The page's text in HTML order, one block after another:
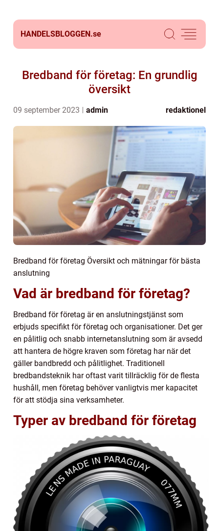
HANDELSBLOGGEN.se
Bredband för företag: En grundlig
översikt
09 september 2023 admin redaktionel
Bredband för företag Översikt och mätningar för bästa
anslutning
Vad är bredband för företag?
Bredband för företag är en anslutningstjänst som
erbjuds specifikt för företag och organisationer. Det ger
en pålitlig och snabb internetanslutning som är avsedd
att hantera de högre kraven som företag har när det
gäller bandbredd och pålitlighet. Traditionell
bredbandsteknik har oftast varit tillräcklig för de flesta
hushåll, men företag behöver vanligtvis mer kapacitet
för att stödja sina verksamheter.
Typer av bredband för företag